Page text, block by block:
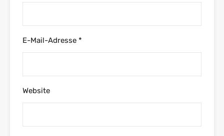
E-Mail-Adresse *
Website